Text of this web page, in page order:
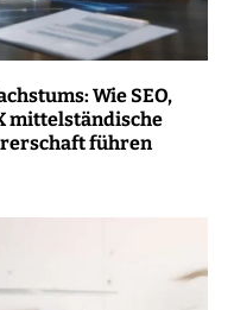
Wie SEO,
mittelständische
führen